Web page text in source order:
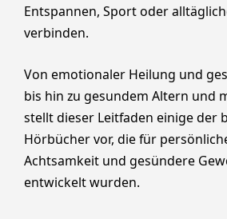
Entspannen, Sport oder
verbinden.
Von emotionaler Heilung und
bis hin zu gesundem Altern und
stellt dieser Leitfaden einige der
Hörbücher vor, die für
Achtsamkeit und gesündere
entwickelt wurden.